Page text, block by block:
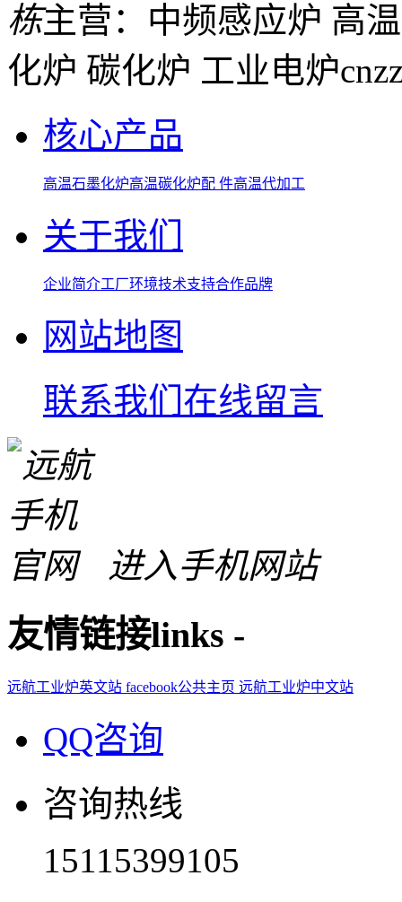
栋主营：中频感应炉 高
化炉 碳化炉 工业电炉
核心产品
高温石墨化炉高温碳化炉配 件高温代加工
关于我们
企业简介工厂环境技术支持合作品牌
网站地图
联系我们 在线留言
进入手机网站
友情链接links -
远航工业炉英文站 facebook公共主页 远航工业炉中文站
QQ咨询
咨询热线
15115399105